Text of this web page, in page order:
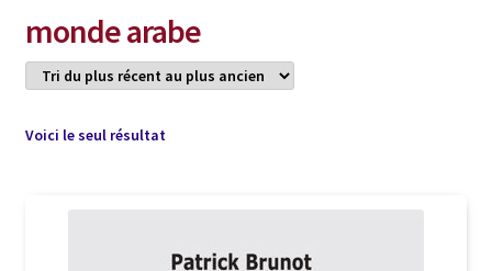
Conditions de Vente
Connection
Listes d’Envies
Livres de Peter Randa
monde arabe
Voici le seul résultat